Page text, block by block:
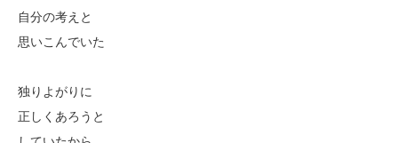
自分の考えと
思いこんでいた
独りよがりに
正しくあろうと